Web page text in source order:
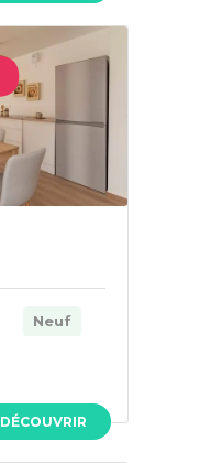
DÉCOUVRIR
Neuf